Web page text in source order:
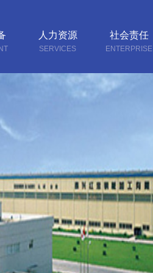
人力资源
SERVICES
社会责任
ENTERPRISE